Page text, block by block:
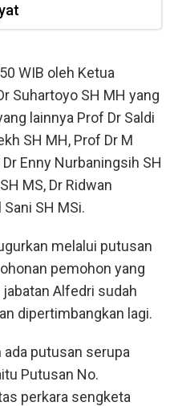
WIB oleh Ketua
Suhartoyo SH MH yang
lainnya Prof Dr Saldi
SH MH, Prof Dr M
Enny Nurbaningsih SH
MS, Dr Ridwan
SH MSi.
melalui putusan
pemohon yang
Alfedri sudah
dipertimbangkan lagi.
putusan serupa
Putusan No.
perkara sengketa